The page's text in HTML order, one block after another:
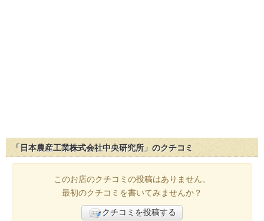
「日本農産工業株式会社中央研究所」のクチコミ
このお店のクチコミの投稿はありません。
最初のクチコミを書いてみませんか？
クチコミを投稿する